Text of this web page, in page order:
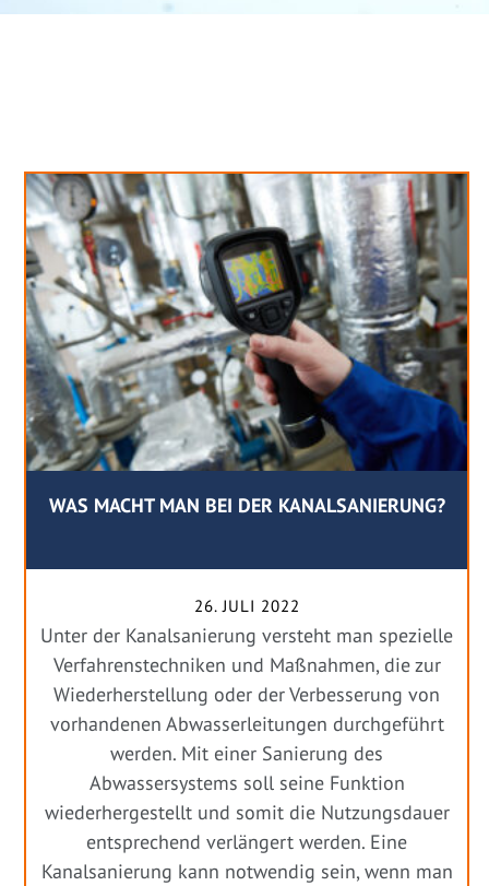
WAS MACHT MAN BEI DER KANALSANIERUNG?
26. JULI 2022
Unter der Kanalsanierung versteht man spezielle
Verfahrenstechniken und Maßnahmen, die zur
Wiederherstellung oder der Verbesserung von
vorhandenen Abwasserleitungen durchgeführt
werden. Mit einer Sanierung des
Abwassersystems soll seine Funktion
wiederhergestellt und somit die Nutzungsdauer
entsprechend verlängert werden. Eine
Kanalsanierung kann notwendig sein, wenn man